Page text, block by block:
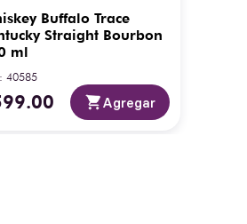
Buffalo Trace
Straight Bourbon
ml
:40585
.00 Agregar